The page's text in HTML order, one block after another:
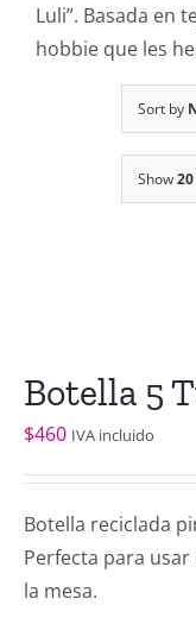
Luli”. Basada en
hobbie que les
Sort by
Show
Botella 5
$460 IVA incluido
Botella reciclada
Perfecta para
la mesa.